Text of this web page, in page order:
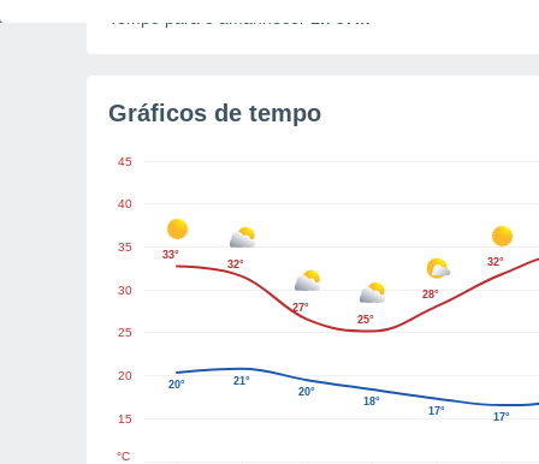
Gráficos de tempo
15
20
25
30
35
40
45
°C
33°
32°
27°
25°
28°
32°
20°
21°
20°
18°
17°
17°